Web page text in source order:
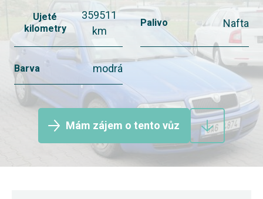
Ujeté
kilometry
359511
km
Palivo Nafta
Barva modrá
Mám zájem o tento vůz